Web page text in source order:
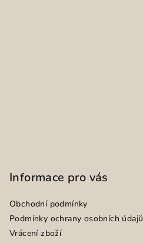
Informace pro vás
Obchodní podmínky
Podmínky ochrany osobních údajů
Vrácení zboží